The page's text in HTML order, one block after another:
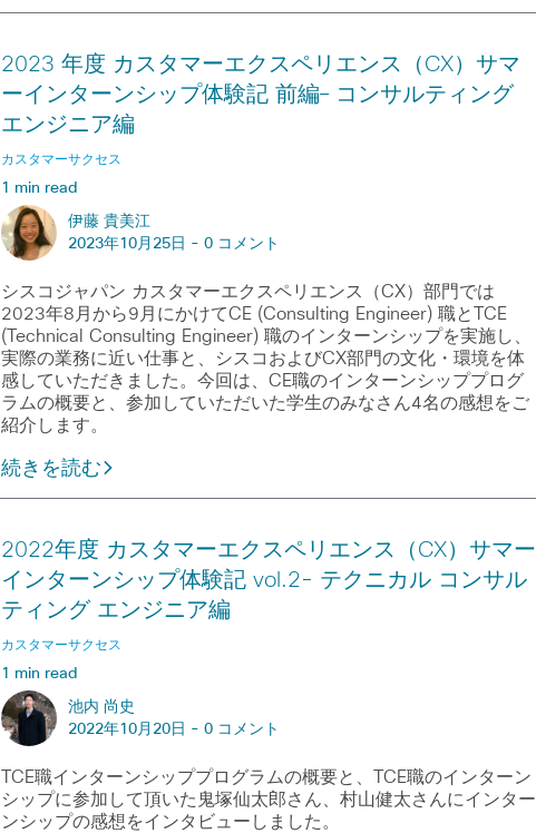
2023 年度 カスタマーエクスペリエンス（CX）サマ
ーインターンシップ体験記 前編– コンサルティング
エンジニア編
カスタマーサクセス
1 min read
伊藤 貴美江
2023年10月25日 - 0 コメント
シスコジャパン カスタマーエクスペリエンス（CX）部門では
2023年8月から9月にかけてCE (Consulting Engineer) 職とTCE
(Technical Consulting Engineer) 職のインターンシップを実施し、
実際の業務に近い仕事と、シスコおよびCX部門の文化・環境を体
感していただきました。今回は、CE職のインターンシッププログ
ラムの概要と、参加していただいた学生のみなさん4名の感想をご
紹介します。
続きを読む
2022年度 カスタマーエクスペリエンス（CX）サマー
インターンシップ体験記 vol.2- テクニカル コンサル
ティング エンジニア編
カスタマーサクセス
1 min read
池内 尚史
2022年10月20日 - 0 コメント
TCE職インターンシッププログラムの概要と、TCE職のインターン
シップに参加して頂いた鬼塚仙太郎さん、村山健太さんにインター
ンシップの感想をインタビューしました。